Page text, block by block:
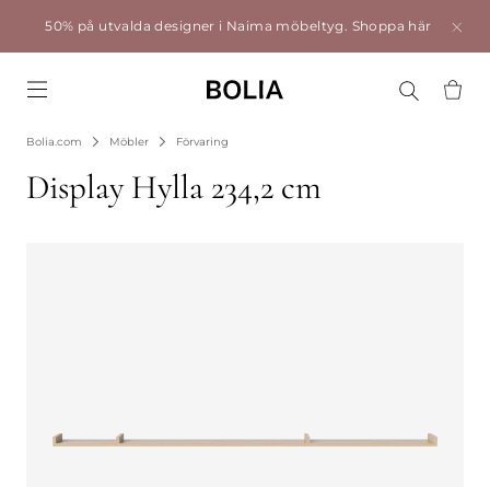
50% på utvalda designer i Naima möbeltyg. Shoppa här
Bolia.com Möbler Förvaring
Display Hylla 234,2 cm